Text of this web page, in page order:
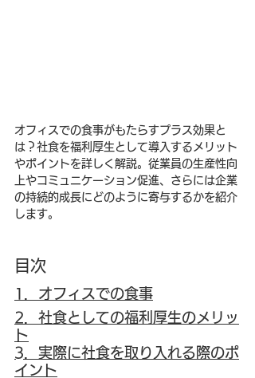
オフィスでの食事がもたらすプラス効果と
は？社食を福利厚生として導入するメリット
やポイントを詳しく解説。従業員の生産性向
上やコミュニケーション促進、さらには企業
の持続的成長にどのように寄与するかを紹介
します。
目次
1．オフィスでの食事
2．社食としての福利厚生のメリッ
ト
3 ．実際に社食を取り入れる際のポ
イント